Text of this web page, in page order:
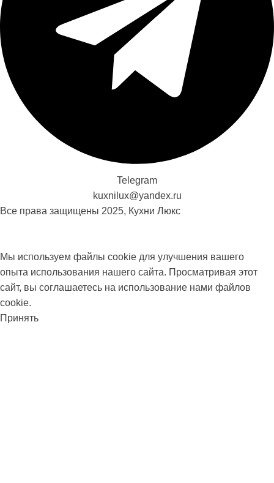
Telegram
kuxnilux@yandex.ru
Все права защищены 2025, Кухни Люкс
Мы используем файлы cookie для улучшения вашего
опыта использования нашего сайта. Просматривая этот
сайт, вы соглашаетесь на использование нами файлов
cookie.
Принять